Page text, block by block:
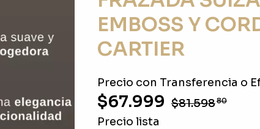
EMBOSS Y
CARTIER
Precio con Transferencia o
$67.999 $81.59880
Precio lista